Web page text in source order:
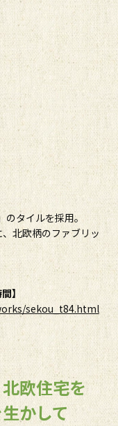
タイルを採用。
北欧柄のファブリッ
】
sekou_t84.html
欧住宅を
かして